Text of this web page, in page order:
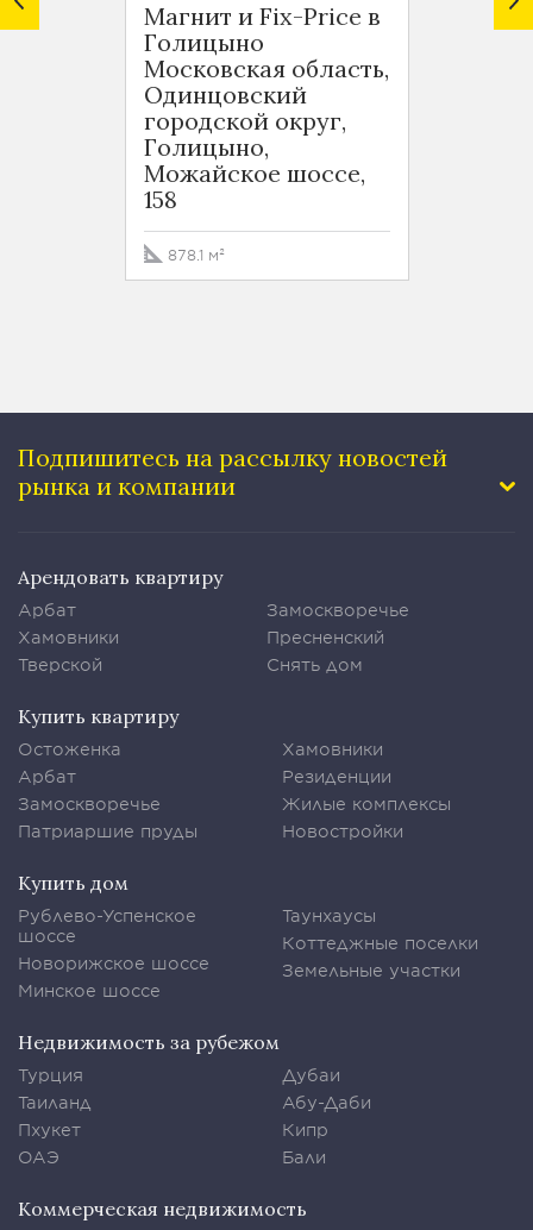
Магнит и Fix-Price в
Голицыно
Московская область,
Одинцовский
городской округ,
Голицыно,
Можайское шоссе,
158
878.1 м²
Подпишитесь на рассылку новостей
рынка и компании
Арендовать квартиру
Арбат
Хамовники
Тверской
Замоскворечье
Пресненский
Снять дом
Купить квартиру
Остоженка
Арбат
Замоскворечье
Патриаршие пруды
Хамовники
Резиденции
Жилые комплексы
Новостройки
Купить дом
Рублево-Успенское
шоссе
Новорижское шоссе
Минское шоссе
Таунхаусы
Коттеджные поселки
Земельные участки
Недвижимость за рубежом
Турция
Таиланд
Пхукет
ОАЭ
Дубаи
Абу-Даби
Кипр
Бали
Коммерческая недвижимость